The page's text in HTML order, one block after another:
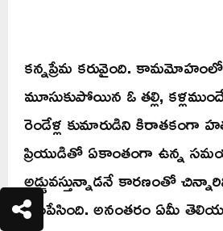
కన్నప్రేమ కరువైంది. కామమోహంలో
మూసుకుపోయిన ఓ తల్లి,
రెండేళ్ల కుమారుడిని కిరాతకంగా
ప్రియుడితో ఏకాంతంగా ఉన్న
అడ్డువస్తున్నాడనే కారణంతో
చంపేసింది. అనంతరం ఏమీ